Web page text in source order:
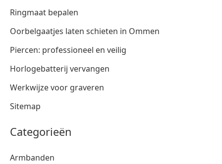
Ringmaat bepalen
Oorbelgaatjes laten schieten in Ommen
Piercen: professioneel en veilig
Horlogebatterij vervangen
Werkwijze voor graveren
Sitemap
Categorieën
Armbanden